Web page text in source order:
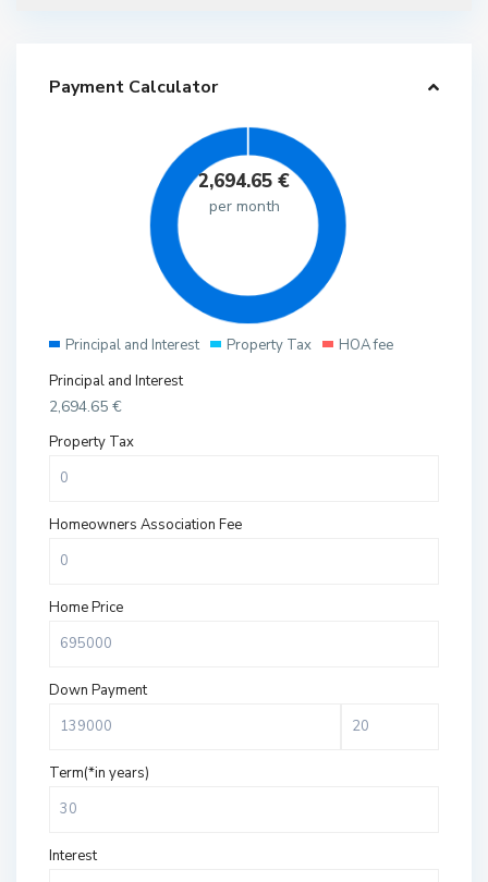
Payment Calculator
2,694.65 €
per month
Principal and Interest Property Tax
HOA fee
Principal and Interest
2,694.65 €
Property Tax
Homeowners Association Fee
Home Price
Down Payment
Term(*in years)
Interest